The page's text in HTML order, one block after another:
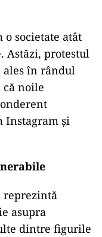
o societate atât
Astăzi, protestul
ales în rândul
noile
Instagram și
reprezintă
asupra
dintre figurile